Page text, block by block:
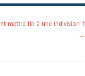
mettre fin à une indivision ?
→